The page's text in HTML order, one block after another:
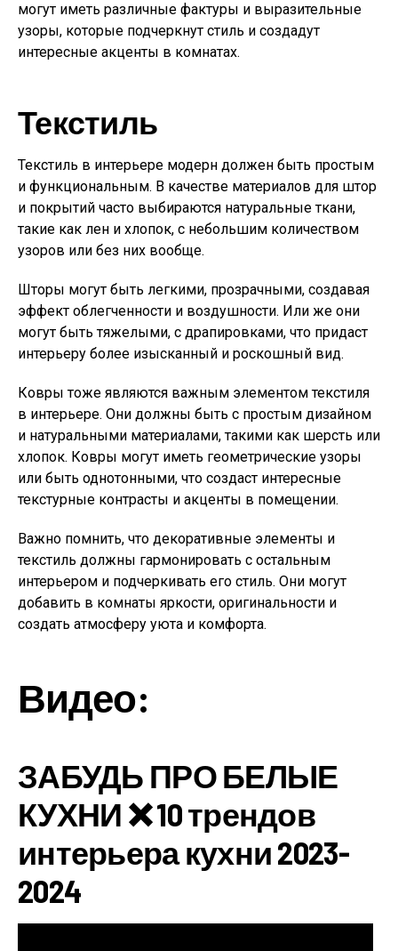
могут иметь различные фактуры и выразительные
узоры, которые подчеркнут стиль и создадут
интересные акценты в комнатах.
Текстиль
Текстиль в интерьере модерн должен быть простым
и функциональным. В качестве материалов для штор
и покрытий часто выбираются натуральные ткани,
такие как лен и хлопок, с небольшим количеством
узоров или без них вообще.
Шторы могут быть легкими, прозрачными, создавая
эффект облегченности и воздушности. Или же они
могут быть тяжелыми, с драпировками, что придаст
интерьеру более изысканный и роскошный вид.
Ковры тоже являются важным элементом текстиля
в интерьере. Они должны быть с простым дизайном
и натуральными материалами, такими как шерсть или
хлопок. Ковры могут иметь геометрические узоры
или быть однотонными, что создаст интересные
текстурные контрасты и акценты в помещении.
Важно помнить, что декоративные элементы и
текстиль должны гармонировать с остальным
интерьером и подчеркивать его стиль. Они могут
добавить в комнаты яркости, оригинальности и
создать атмосферу уюта и комфорта.
Видео:
ЗАБУДЬ ПРО БЕЛЫЕ
КУХНИ ❌ 10 трендов
интерьера кухни 2023-
2024